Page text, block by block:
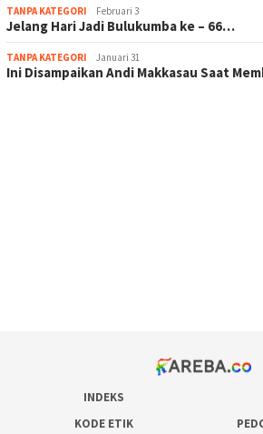
TANPA KATEGORI Februari 3
Jelang Hari Jadi Bulukumba ke – 66…
TANPA KATEGORI Januari 31
Ini Disampaikan Andi Makkasau Saat
INDEKS
KODE ETIK